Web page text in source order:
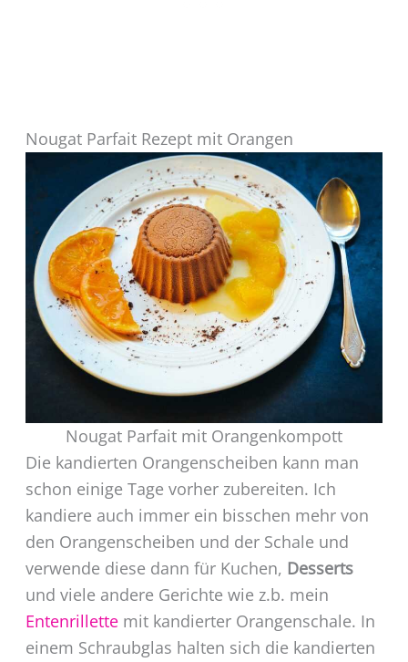
Nougat Parfait Rezept mit Orangen
Nougat Parfait mit Orangenkompott
Die kandierten Orangenscheiben kann man
schon einige Tage vorher zubereiten. Ich
kandiere auch immer ein bisschen mehr von
den Orangenscheiben und der Schale und
verwende diese dann für Kuchen, Desserts
und viele andere Gerichte wie z.b. mein
Entenrillettemit kandierter Orangenschale. In
einem Schraubglas halten sich die kandierten